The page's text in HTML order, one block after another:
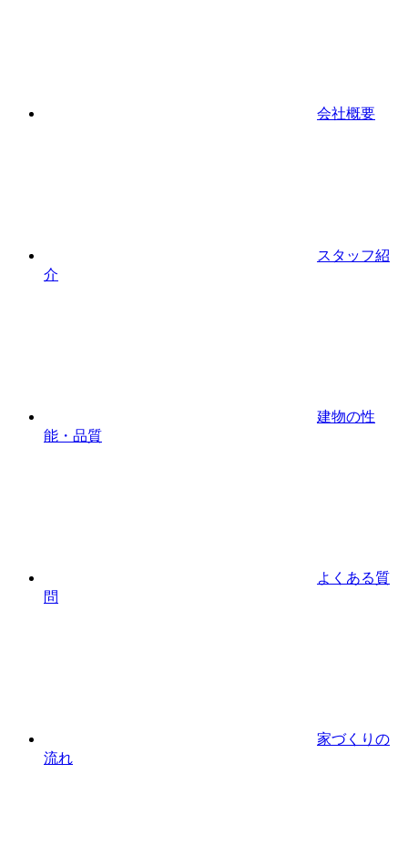
会社概要
スタッフ紹
介
建物の性
能・品質
よくある質
問
家づくりの
流れ